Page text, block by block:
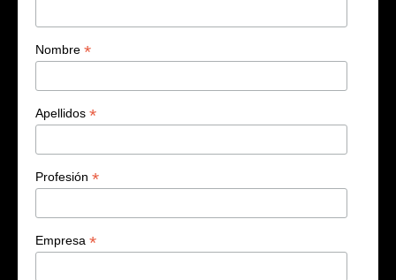
Nombre *
Apellidos *
Profesión *
Empresa *